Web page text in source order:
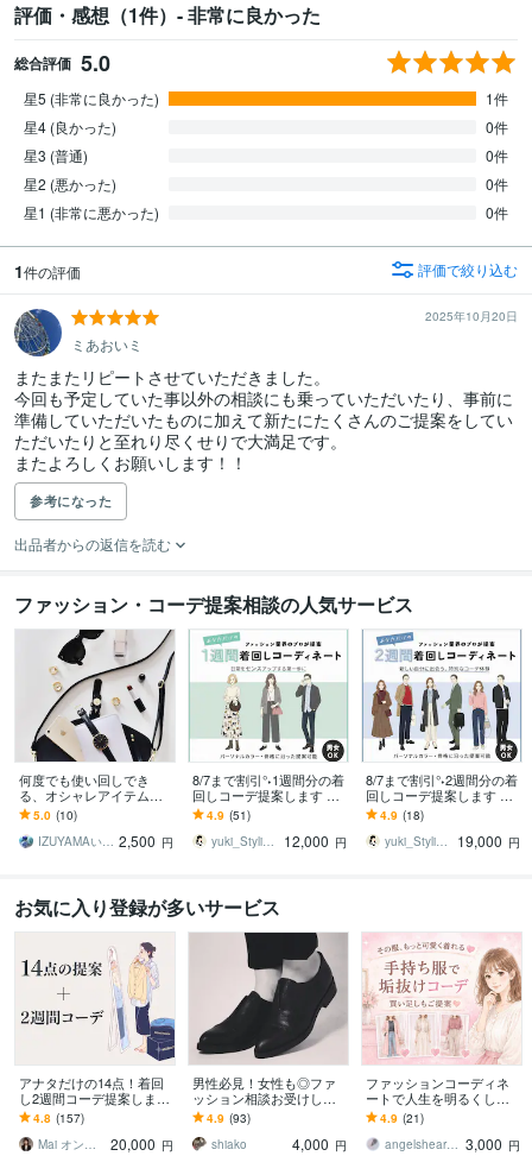
評価・感想（1件）- 非常に良かった
総合評価 5.0
星5 (非常に良かった)
1件
星4 (良かった)
0件
星3 (普通)
0件
星2 (悪かった)
0件
星1 (非常に悪かった)
0件
1件の評価 評価で絞り込む
2025年10月20日
ミあおいミ
またまたリピートさせていただきました。
今回も予定していた事以外の相談にも乗っていただいたり、事前に
準備していただいたものに加えて新たにたくさんのご提案をしてい
ただいたりと至れり尽くせりで大満足です。
またよろしくお願いします！！
参考になった
出品者からの返信を読む
ファッション・コーデ提案相談の人気サービス
何度でも使い回しでき
る、オシャレアイテムを
教えます もうコーデで悩
まない！初心者でもオシ
ャレに見せるコツを大暴
5.0 (10)
IZUYAMAいずやま 2,500 円
8/7まで割引°˖1週間分の着
回しコーデ提案します パ
ーソナルスタイリスト
が、あなたの生まれ持っ
た魅力を引き出す
4.9 (51)
yuki_Stylique
12,000 円
8/7まで割引°˖2週間分の着
回しコーデ提案します パ
ーソナルスタイリストに
よるコーディネートサー
ビス°˖✧
4.9 (18)
yuki_Stylique
19,000 円
お気に入り登録が多いサービス
アナタだけの14点！着回
し2週間コーデ提案します
ココナラ歴7年目のプロが
あなたに似合う服を選び
ます！
4.8 (157)
Mai オンラインスタイリスト
20,000 円
男性必見！女性も◎ファ
ッション相談お受けしま
す ファッションのお悩み
が多いあなたをサポー
ト！
4.9 (93)
shiako
4,000 円
ファッションコーディネ
ートで人生を明るくしま
す お気に入りのファッシ
ョンで毎日をHappyに
4.9 (21)
angelsheart11 3,000 円